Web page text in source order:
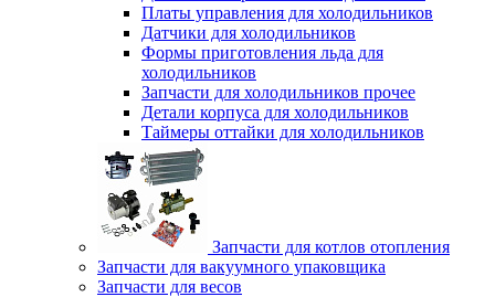
Платы управления для холодильников
Датчики для холодильников
Формы приготовления льда для
холодильников
Запчасти для холодильников прочее
Детали корпуса для холодильников
Таймеры оттайки для холодильников
Запчасти для котлов отопления
Запчасти для вакуумного упаковщика
Запчасти для весов